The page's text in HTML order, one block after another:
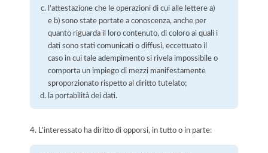
l'attestazione che le operazioni di cui alle lettere a)
e b) sono state portate a conoscenza, anche per
quanto riguarda il loro contenuto, di coloro ai quali i
dati sono stati comunicati o diffusi, eccettuato il
caso in cui tale adempimento si rivela impossibile o
comporta un impiego di mezzi manifestamente
sproporzionato rispetto al diritto tutelato;
la portabilità dei dati.
4. L'interessato ha diritto di opporsi, in tutto o in parte: